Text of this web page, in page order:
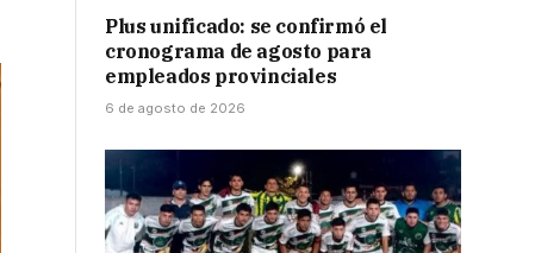
Plus unificado: se confirmó el
cronograma de agosto para
empleados provinciales
6 de agosto de 2026